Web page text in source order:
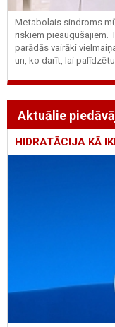
Metabolais sindroms
riskiem pieaugušajiem.
parādās vairāki
un, ko darīt, lai
Aktuālie
HIDRATĀCIJA KĀ